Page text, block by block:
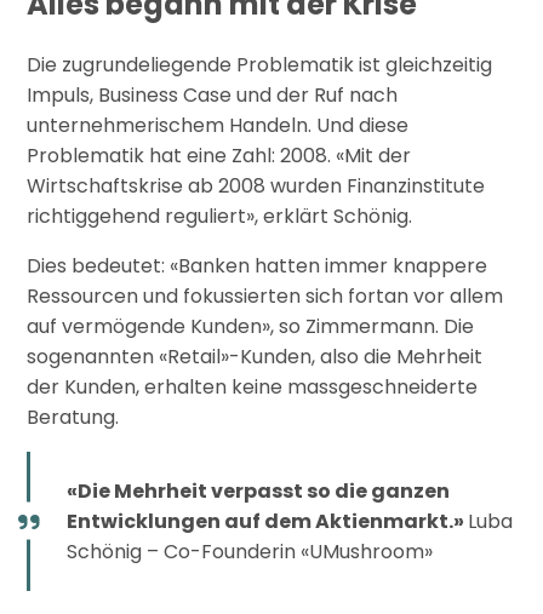
Die zugrundeliegende Problematik ist gleichzeitig
Impuls, Business Case und der Ruf nach
unternehmerischem Handeln. Und diese
Problematik hat eine Zahl: 2008. «Mit der
Wirtschaftskrise ab 2008 wurden Finanzinstitute
richtiggehend reguliert», erklärt Schönig.
Dies bedeutet: «Banken hatten immer knappere
Ressourcen und fokussierten sich fortan vor allem
auf vermögende Kunden», so Zimmermann. Die
sogenannten «Retail»-Kunden, also die Mehrheit
der Kunden, erhalten keine massgeschneiderte
Beratung.
«Die Mehrheit verpasst so die ganzen
Entwicklungen auf dem Aktienmarkt.» Luba
Schönig – Co-Founderin «UMushroom»